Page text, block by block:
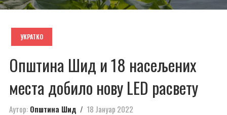
УКРАТКО
Општина Шид и 18 насељених
места добило нову LED расвету
Аутор: Општина Шид 18 Јануар 2022